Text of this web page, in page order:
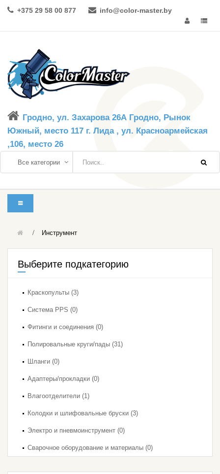
+375 29 58 00 877 info@color-master.by
Гродно, ул. Захарова 26А Гродно, Рынок
Южный, место 117 г. Лида , ул. Красноармейская
,106, место 26
Инструмент
Выберите подкатегорию
Краскопульты (3)
Система PPS (0)
Фитинги и соединения (0)
Полировальные круги/пады (31)
Шланги (0)
Адаптеры/прокладки (0)
Влагоотделители (1)
Колодки и шлифовальные бруски (3)
Электро и пневмоинструмент (0)
Сварочное оборудование и материалы (0)